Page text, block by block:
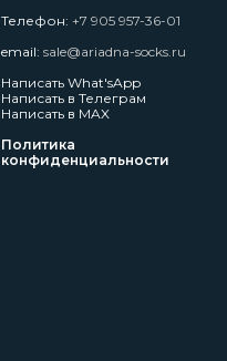
Телефон: +7 905 957-36-01
email: sale@ariadna-socks.ru
Написать What'sApp
Написать в Телеграм
Написать в MAX
Политика
конфиденциальности